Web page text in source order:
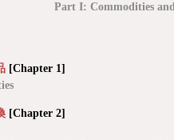
Part I: Commodities
[Chapter 1]
[Chapter 2]